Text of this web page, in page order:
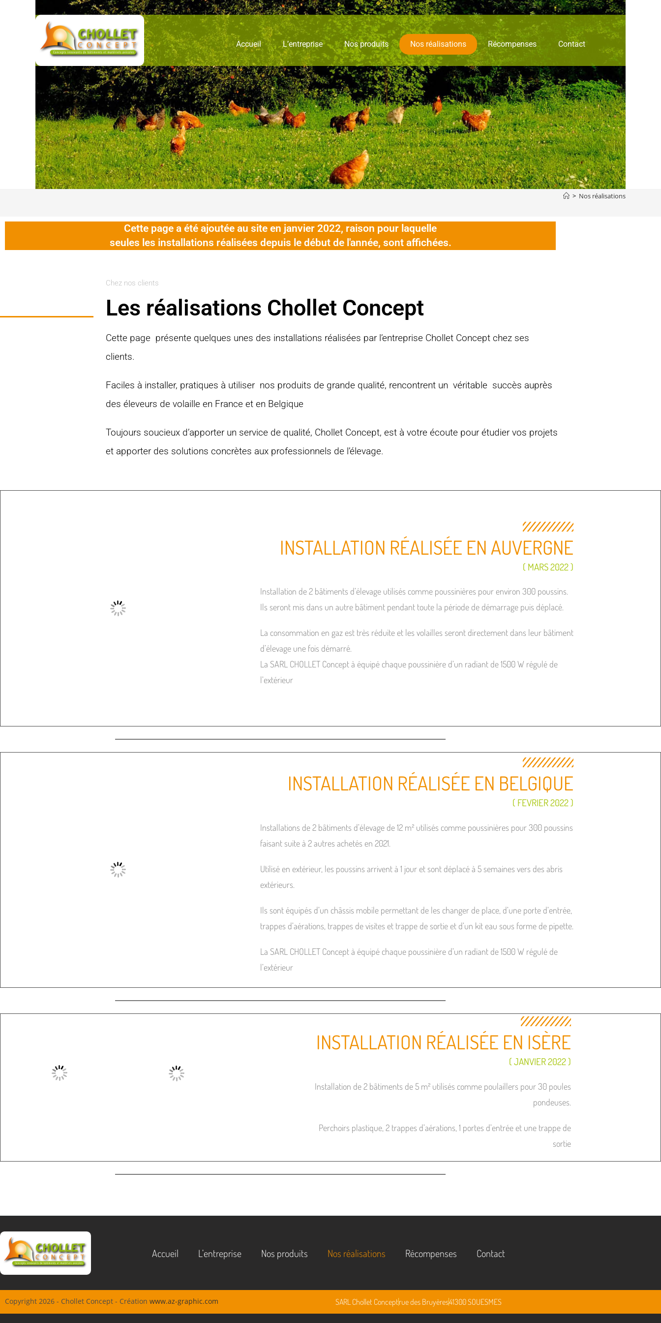
Accueil L’entreprise Nos produits Nos réalisations Récompenses Contact
> Nos réalisations
Cette page a été ajoutée au site en janvier 2022, raison pour laquelle
seules les installations réalisées depuis le début de l'année, sont affichées.
Chez nos clients
Les réalisations Chollet Concept
Cette page présente quelques unes des installations réalisées par l’entreprise Chollet Concept chez ses
clients.
Faciles à installer, pratiques à utiliser nos produits de grande qualité, rencontrent un véritable succès auprès
des éleveurs de volaille en France et en Belgique
Toujours soucieux d’apporter un service de qualité, Chollet Concept, est à votre écoute pour étudier vos projets
et apporter des solutions concrètes aux professionnels de l’élevage.
INSTALLATION RÉALISÉE EN AUVERGNE
( MARS 2022 )
Installation de 2 bâtiments d’élevage utilisés comme poussinières pour environ 300 poussins.
Ils seront mis dans un autre bâtiment pendant toute la période de démarrage puis déplacé.
La consommation en gaz est très réduite et les volailles seront directement dans leur bâtiment
d’élevage une fois démarré.
La SARL CHOLLET Concept à équipé chaque poussinière d’un radiant de 1500 W régulé de
l’extérieur
INSTALLATION RÉALISÉE EN BELGIQUE
( FEVRIER 2022 )
Installations de 2 bâtiments d’élevage de 12 m² utilisés comme poussinières pour 300 poussins
faisant suite à 2 autres achetés en 2021.
Utilisé en extérieur, les poussins arrivent à 1 jour et sont déplacé à 5 semaines vers des abris
extérieurs.
Ils sont équipés d’un châssis mobile permettant de les changer de place, d’une porte d’entrée,
trappes d’aérations, trappes de visites et trappe de sortie et d’un kit eau sous forme de pipette.
La SARL CHOLLET Concept à équipé chaque poussinière d’un radiant de 1500 W régulé de
l’extérieur
INSTALLATION RÉALISÉE EN ISÈRE
( JANVIER 2022 )
Installation de 2 bâtiments de 5 m² utilisés comme poulaillers pour 30 poules
pondeuses.
Perchoirs plastique, 2 trappes d’aérations, 1 portes d’entrée et une trappe de
sortie
Accueil L’entreprise Nos produits Nos réalisations Récompenses Contact
Copyright 2026 - Chollet Concept - Création www.az-graphic.com SARL Chollet Conceptrue des Bruyères41300 SOUESMES